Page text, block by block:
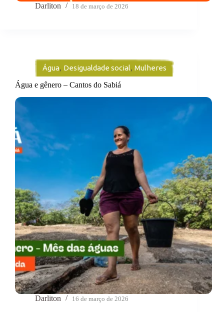
Darliton 18 de março de 2026
Água, Desigualdade social, Mulheres
Água e gênero – Cantos do Sabiá
Darliton 16 de março de 2026